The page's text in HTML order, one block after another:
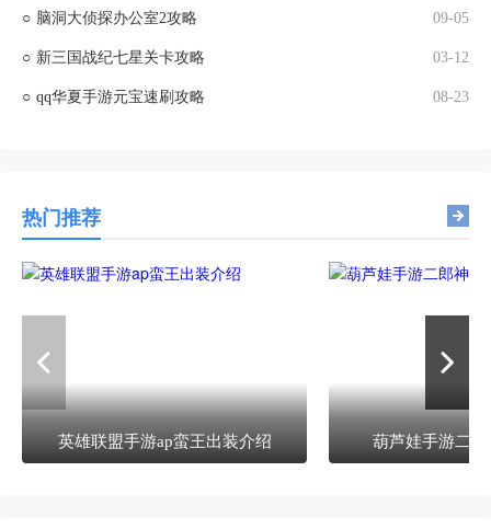
○ 脑洞大侦探办公室2攻略 09-05
○ 新三国战纪七星关卡攻略 03-12
○ qq华夏手游元宝速刷攻略 08-23
热门推荐
英雄联盟手游ap蛮王出装介绍 葫芦娃手游二